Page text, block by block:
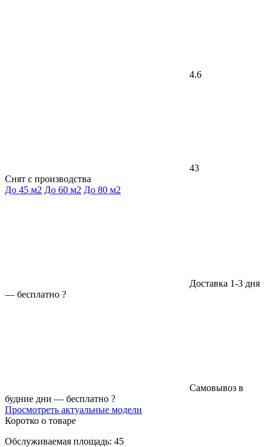
4.6
43
Снят с производства
До 45 м2 До 60 м2 До 80 м2
Доставка 1-3 дня
— бесплатно ?
Самовывоз в
будние дни — бесплатно ?
Просмотреть актуальные модели
Коротко о товаре
Обслуживаемая площадь: 45